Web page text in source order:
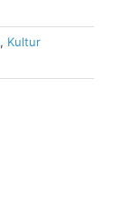
, Kultur